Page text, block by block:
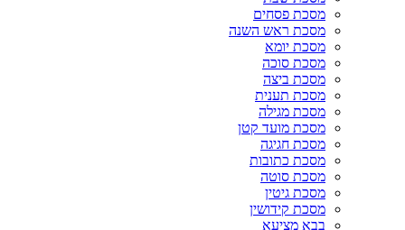
מסכת פסחים
מסכת ראש השנה
מסכת יומא
מסכת סוכה
מסכת ביצה
מסכת תענית
מסכת מגילה
מסכת מועד קטן
מסכת חגיגה
מסכת כתובות
מסכת סוטה
מסכת גיטין
מסכת קידושין
בבא מציעא